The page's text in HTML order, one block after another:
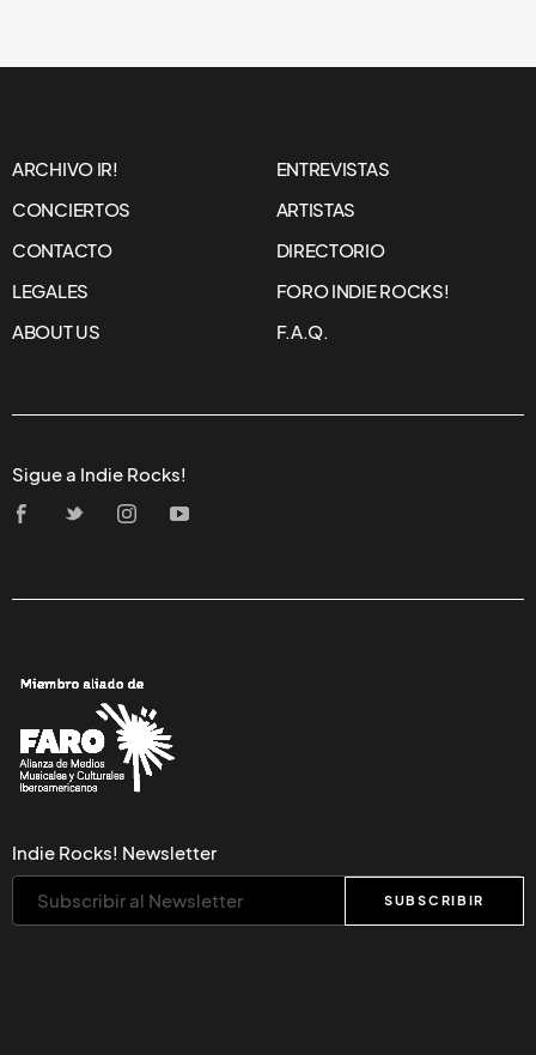
ARCHIVO IR!
ENTREVISTAS
CONCIERTOS
ARTISTAS
CONTACTO
DIRECTORIO
LEGALES
FORO INDIE ROCKS!
ABOUT US
F.A.Q.
Sigue a Indie Rocks!
Indie Rocks! Newsletter